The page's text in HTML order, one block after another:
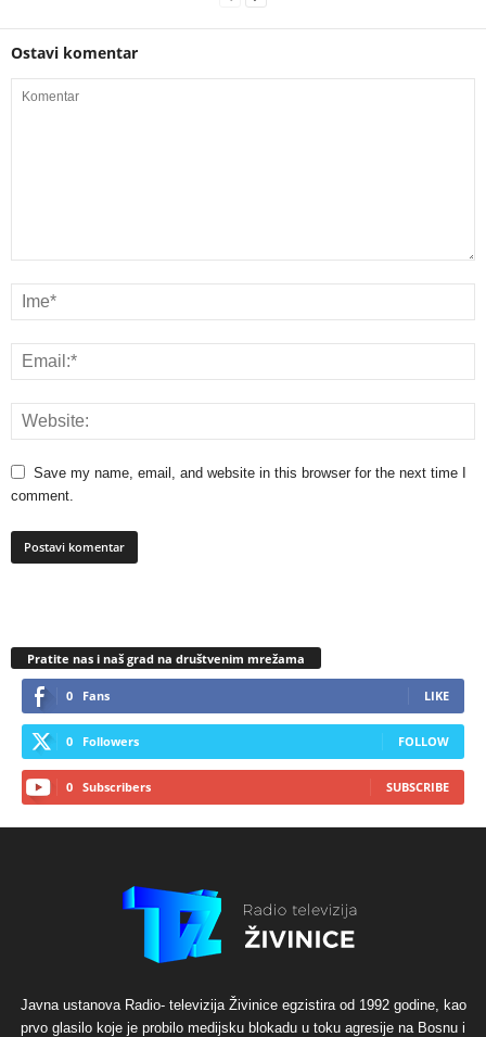
Ostavi komentar
Save my name, email, and website in this browser for the next time I
comment.
Pratite nas i naš grad na društvenim mrežama
0 Fans LIKE
0 Followers FOLLOW
0 Subscribers SUBSCRIBE
Javna ustanova Radio- televizija Živinice egzistira od 1992 godine, kao
prvo glasilo koje je probilo medijsku blokadu u toku agresije na Bosnu i